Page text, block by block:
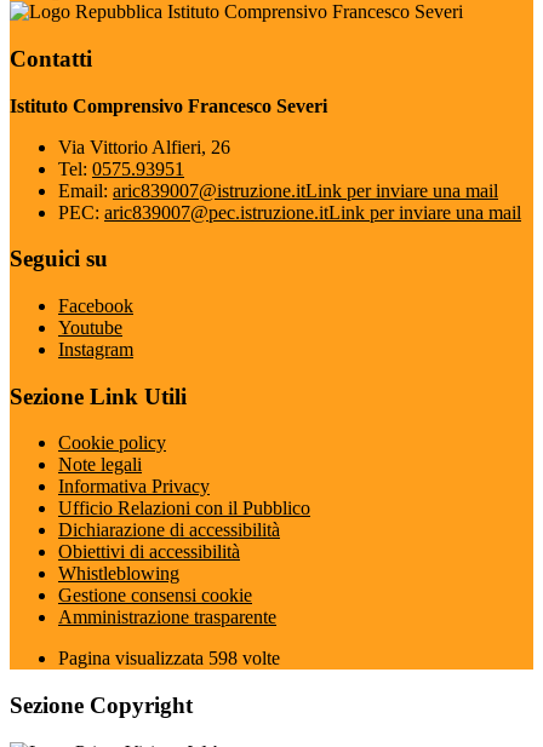
Istituto Comprensivo Francesco Severi
Contatti
Istituto Comprensivo Francesco Severi
Via Vittorio Alfieri, 26
Tel: 0575.93951
Email: aric839007@istruzione.itLink per inviare una mail
PEC: aric839007@pec.istruzione.itLink per inviare una mail
Seguici su
Facebook
Youtube
Instagram
Sezione Link Utili
Cookie policy
Note legali
Informativa Privacy
Ufficio Relazioni con il Pubblico
Dichiarazione di accessibilità
Obiettivi di accessibilità
Whistleblowing
Gestione consensi cookie
Amministrazione trasparente
Pagina visualizzata 598 volte
Sezione Copyright